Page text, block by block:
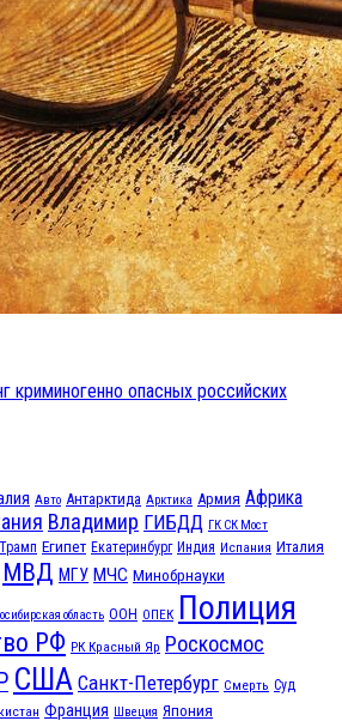
криминогенно опасных российских
Авто Антарктида Арктика Армия Африка
Владимир ГИБДД ГК СК Мост
Египет Екатеринбург Индия Испания Италия
МВД МГУ МЧС Минобрнауки
область ООН ОПЕК Полиция
РФ РК Красный Яр Роскосмос
США Санкт-Петербург Смерть Суд
Франция Швеция Япония